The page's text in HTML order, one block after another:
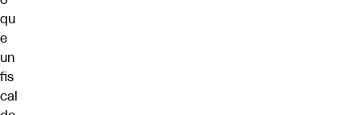
qu
e
un
fis
cal